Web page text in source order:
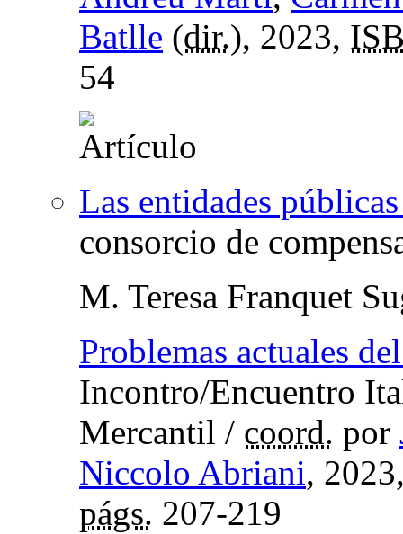
Batlle (dir.), 2023,
54
Las entidades
consorcio de
M. Teresa Franquet
Problemas actuales
Incontro/Encuentro
Mercantil / coord. por
Niccolo Abriani,
págs. 207-219